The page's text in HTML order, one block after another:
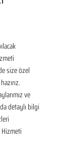
size özel
ve
detaylı bilgi